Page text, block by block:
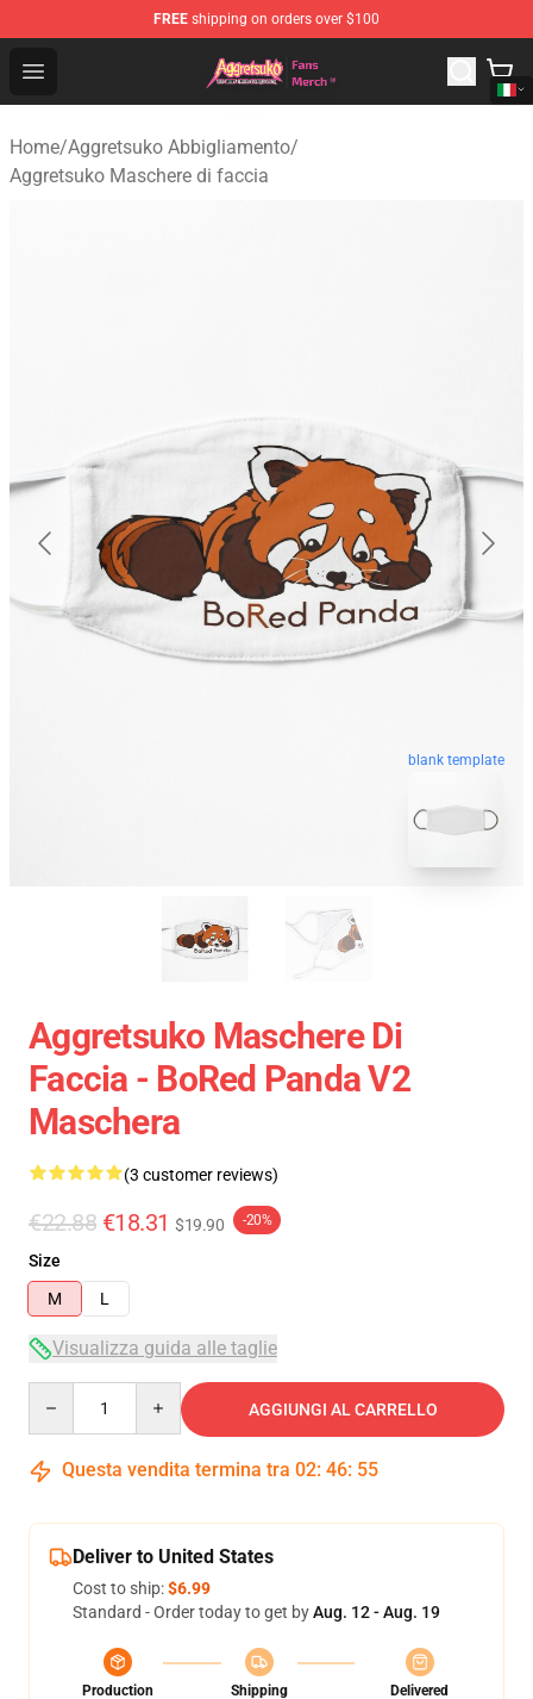
FREE shipping on orders over $100
Open menu
Aggretsuko Store - Official Aggretsuko Merchandise
Home/Aggretsuko Abbigliamento/
Aggretsuko Maschere di faccia
blank template
Aggretsuko Maschere Di
Faccia - BoRed Panda V2
Maschera
(3 customer reviews)
€22.88 €18.31 $19.90 -20%
Size
M
L
Visualizza guida alle taglie
AGGIUNGI AL CARRELLO
Questa vendita termina tra 02: 46: 54
Deliver to United States
Cost to ship:$6.99
Standard - Order today to get byAug. 12 - Aug. 19
Production
Shipping
Delivered